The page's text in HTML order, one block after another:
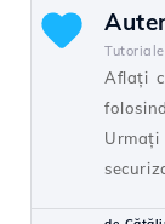
Aflați